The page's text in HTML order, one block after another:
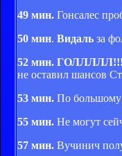
49 мин. Гонсалес
50 мин. Видаль за
52 мин.
не оставил шансов
53 мин. По большому
55 мин. Не могут
57 мин. Вучинич